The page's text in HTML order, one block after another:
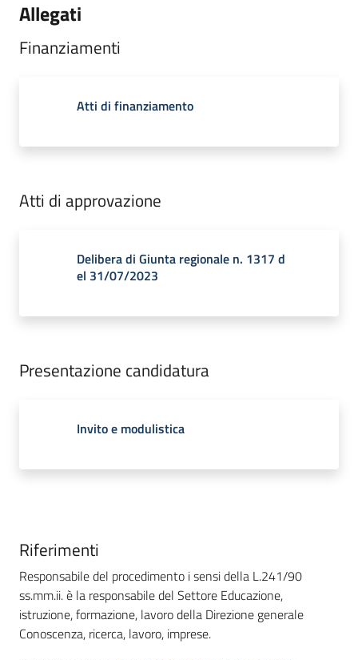
Allegati
Finanziamenti
Atti di finanziamento
Atti di approvazione
Delibera di Giunta regionale n. 1317 d
el 31/07/2023
Presentazione candidatura
Invito e modulistica
Riferimenti
Responsabile del procedimento i sensi della L.241/90
ss.mm.ii. è la responsabile del Settore Educazione,
istruzione, formazione, lavoro della Direzione generale
Conoscenza, ricerca, lavoro, imprese.